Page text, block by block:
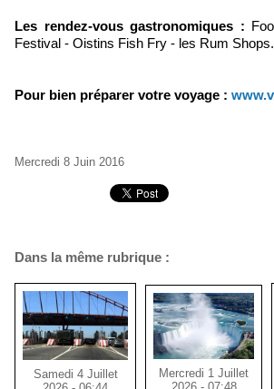
Les rendez-vous gastronomiques :
Festival - Oistins Fish Fry - les Rum
Pour bien préparer votre voyage :
Mercredi 8 Juin 2016
Dans la même rubrique :
Samedi 4 Juillet
Mercredi 1 Juillet